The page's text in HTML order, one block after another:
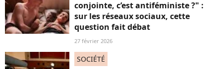
conjointe, c’est antiféministe ?" :
sur les réseaux sociaux, cette
question fait débat
27 février 2026
SOCIÉTÉ